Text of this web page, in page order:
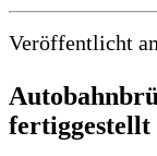
Veröffentlicht